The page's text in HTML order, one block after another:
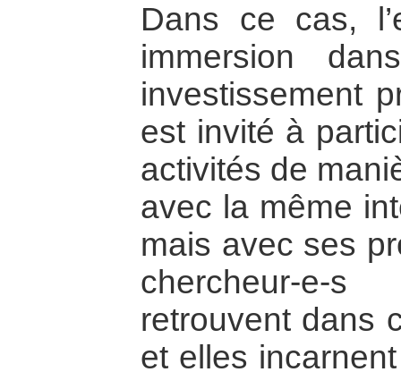
Dans ce cas,
immersion
investissement
est invité à
activités de
avec la même
mais avec ses
chercheur-
retrouvent dans
et elles